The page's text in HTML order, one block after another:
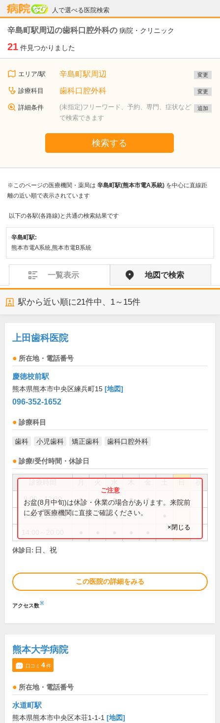
人で選べる医院検索
病院なび
辛島町駅周辺の歯科口腔外科の 病院・クリニック
21 件見つかりました
エリア/駅 辛島町駅周辺 変更
診療科目 歯科口腔外科 変更
詳細条件
(未指定)フリーワード、予約、専門、症状など
で検索できます
追加
検索する
※このページの医療機関・薬局は 辛島町駅(熊本市電A系統) を中心に直線距
離の近い順で表示されています
以下の各駅(各路線)と共通の検索結果です
辛島町駅:
熊本市電A系統,熊本市電B系統
一覧表示 地図で検索
駅から近い順に21件中、 1～15件
上田歯科医院
所在地・電話番号
慶徳校前駅
熊本県熊本市中央区練兵町15 [地図]
096-352-1652
診療科目
歯科 小児歯科 矯正歯科 歯科口腔外科
診療/受付時間・休診日
祝
9:00～12:30 ● ● ● ● ●
9:00～13:00
お盆(8月中旬)は休診・休業の場合があります。来院前
に必ず医療機関に直接ご確認ください。
×閉じる
休診日: 日、祝
この医院の詳細をみる
アクセス数※
熊本大学病院
口コミ 4件
所在地・電話番号
水道町駅
熊本県熊本市中央区本荘1-1-1 [地図]